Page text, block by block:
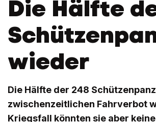
Die Hälfte
wieder
Die Hälfte der 248
zwischenzeitlichen Fahrverbot
Kriegsfall könnten sie aber